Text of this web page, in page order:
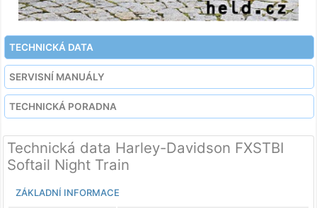
TECHNICKÁ DATA
SERVISNÍ MANUÁLY
TECHNICKÁ PORADNA
Technická data Harley-Davidson FXSTBI
Softail Night Train
ZÁKLADNÍ INFORMACE